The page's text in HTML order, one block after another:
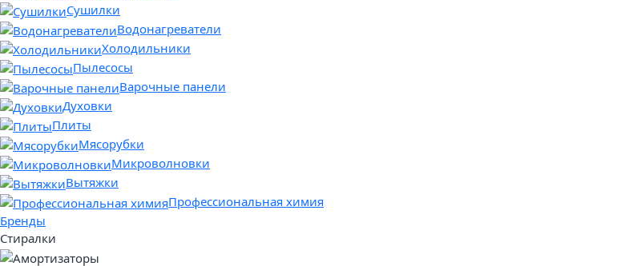
Сушилки
Водонагреватели
Холодильники
Пылесосы
Варочные панели
Духовки
Плиты
Мясорубки
Микроволновки
Вытяжки
Профессиональная химия
Бренды
Стиралки